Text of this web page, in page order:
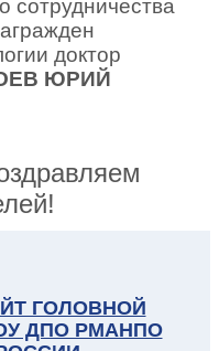
сотрудничества
доктор
ЮРИЙ
ГОЛОВНОЙ
ДПО РМАНПО